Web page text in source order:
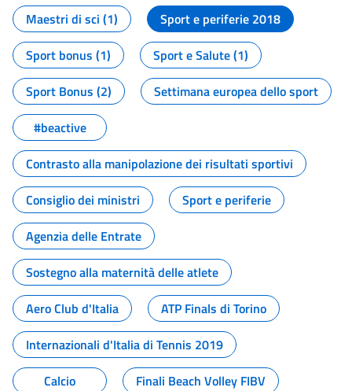
Maestri di sci (1)
Sport e periferie 2018
Sport bonus (1)
Sport e Salute (1)
Sport Bonus (2)
Settimana europea dello sport
#beactive
Contrasto alla manipolazione dei risultati sportivi
Consiglio dei ministri
Sport e periferie
Agenzia delle Entrate
Sostegno alla maternità delle atlete
Aero Club d'Italia
ATP Finals di Torino
Internazionali d'Italia di Tennis 2019
Calcio
Finali Beach Volley FIBV